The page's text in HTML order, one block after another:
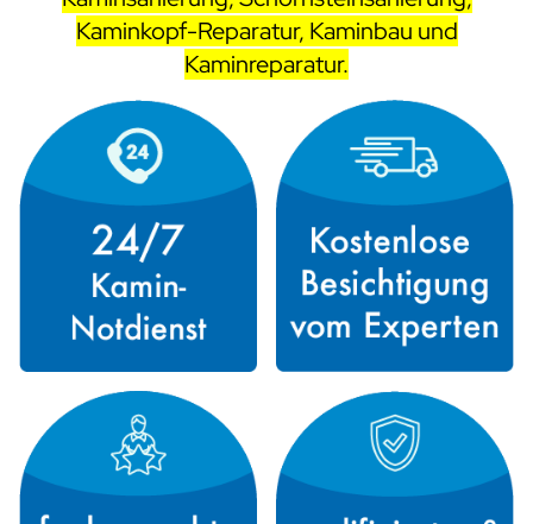
Kaminkopf-Reparatur, Kaminbau und
Kaminreparatur.